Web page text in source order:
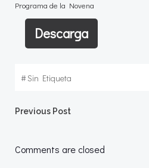
Programa de la Novena
Descarga
#Sin Etiqueta
Navegación
por
Previous Post
Comments are closed